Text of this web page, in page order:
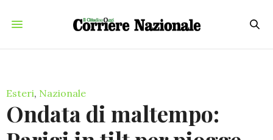
Esteri, Nazionale
Ondata di maltempo: